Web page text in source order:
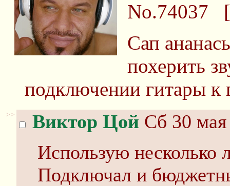
No.74037 [
Сап
похерить
подключении гитары к
>> Виктор Цой Сб 30
Использую несколько
Подключал и